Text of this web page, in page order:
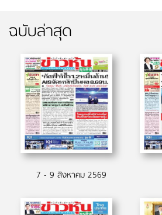
ฉบับล่าสุด
7 - 9 สิงหาคม 2569